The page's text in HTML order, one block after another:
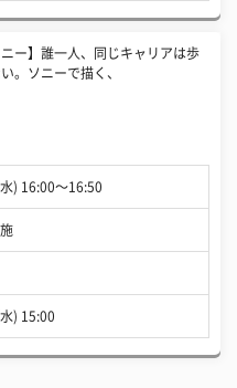
ニー】誰一人、同じキャリアは歩
。ソニーで描く、
) 16:00〜16:50
) 15:00